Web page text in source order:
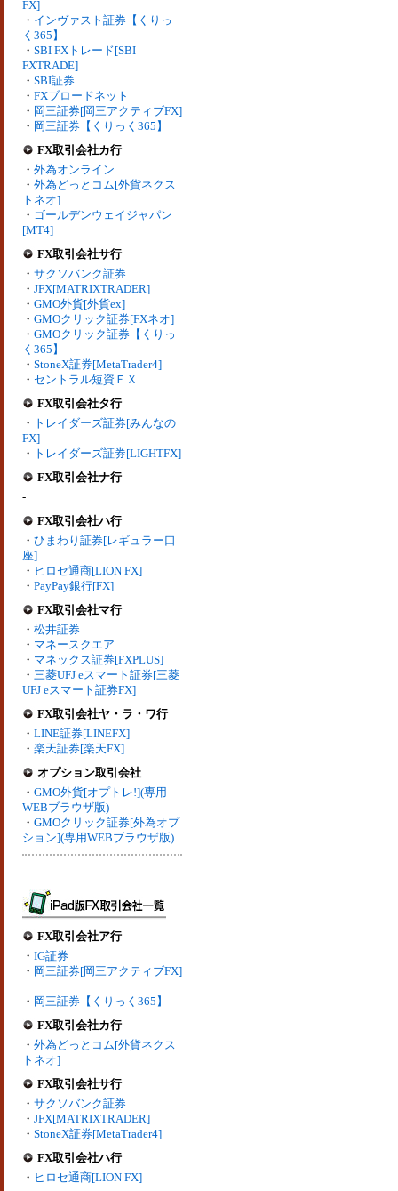
FX]
・ インヴァスト証券【くりっ
く365】
・ SBI FXトレード[SBI
FXTRADE]
・ SBI証券
・ FXブロードネット
・ 岡三証券[岡三アクティブFX]
・ 岡三証券【くりっく365】
FX取引会社カ行
・ 外為オンライン
・ 外為どっとコム[外貨ネクス
トネオ]
・ ゴールデンウェイジャパン
[MT4]
FX取引会社サ行
・ サクソバンク証券
・ JFX[MATRIXTRADER]
・ GMO外貨[外貨ex]
・ GMOクリック証券[FXネオ]
・ GMOクリック証券【くりっ
く365】
・ StoneX証券[MetaTrader4]
・ セントラル短資ＦＸ
FX取引会社タ行
・ トレイダーズ証券[みんなの
FX]
・ トレイダーズ証券[LIGHTFX]
FX取引会社ナ行
-
FX取引会社ハ行
・ ひまわり証券[レギュラー口
座]
・ ヒロセ通商[LION FX]
・ PayPay銀行[FX]
FX取引会社マ行
・ 松井証券
・ マネースクエア
・ マネックス証券[FXPLUS]
・ 三菱UFJ eスマート証券[三菱
UFJ eスマート証券FX]
FX取引会社ヤ・ラ・ワ行
・ LINE証券[LINEFX]
・ 楽天証券[楽天FX]
オプション取引会社
・ GMO外貨[オプトレ!](専用
WEBブラウザ版)
・ GMOクリック証券[外為オプ
ション](専用WEBブラウザ版)
FX取引会社ア行
・ IG証券
・ 岡三証券[岡三アクティブFX]
・ 岡三証券【くりっく365】
FX取引会社カ行
・ 外為どっとコム[外貨ネクス
トネオ]
FX取引会社サ行
・ サクソバンク証券
・ JFX[MATRIXTRADER]
・ StoneX証券[MetaTrader4]
FX取引会社ハ行
・ ヒロセ通商[LION FX]